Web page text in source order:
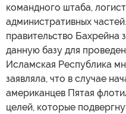
командного штаба,
административных
правительство Бахрейна
данную базу для
Исламская Республика
заявляла, что в случае
американцев Пятая
целей, которые